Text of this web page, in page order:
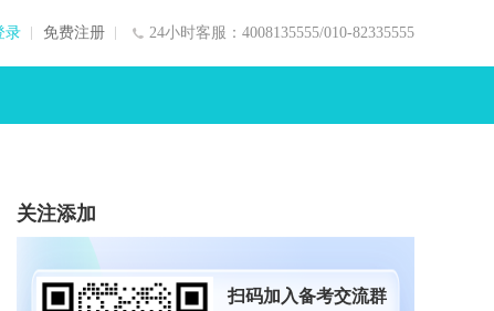
24小时客服：4008135555/010-82335555
录 免费注册
关注添加
扫码加入备考交流群